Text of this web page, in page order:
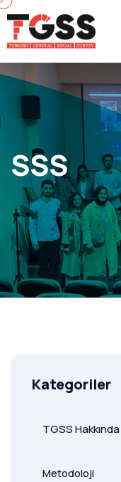
SSS
Kategoriler
TGSS Hakkında
Metodoloji